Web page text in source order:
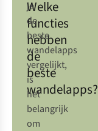
Welke
functies
hebben
de
beste
wandelapps?
je
de
beste
wandelapps
vergelijkt,
is
het
belangrijk
om